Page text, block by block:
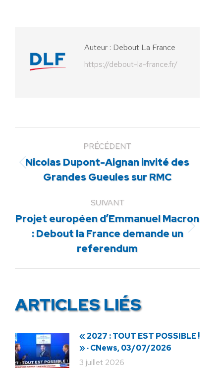
Auteur : Debout La France
https://debout-la-france.fr/
PRÉCÉDENT
Article
précédent
Nicolas Dupont-Aignan invité des
Grandes Gueules sur RMC
SUIVANT
Article
suivant
:
Projet européen d’Emmanuel Macron
: Debout la France demande un
referendum
ARTICLES LIÉS
« 2027 : TOUT EST POSSIBLE !
» · CNews, 03/07/2026
3 juillet 2026